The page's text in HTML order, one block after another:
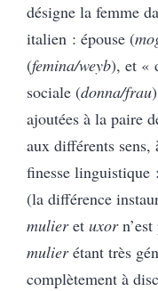
désigne la femme
italien : épouse (
(femina/weyb), et «
sociale (donna/frau
ajoutées à la paire
aux différents sens,
finesse linguistique
(la différence
mulieret uxorn’est
mulierétant très
complètement à